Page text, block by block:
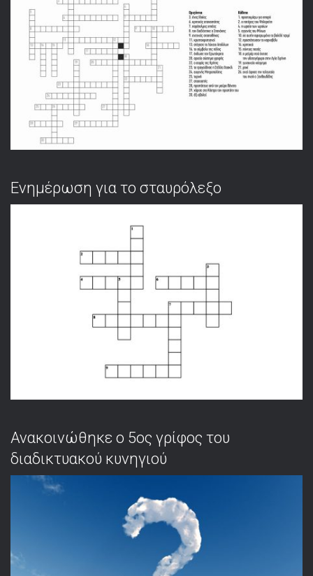
Ενημέρωση για το σταυρόλεξο
Ανακοινώθηκε ο 5ος γρίφος του
διαδικτυακού κυνηγιού